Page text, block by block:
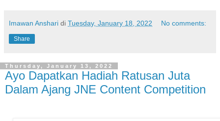
Imawan Anshari di Tuesday, January 18, 2022 No comments:
Share
Thursday, January 13, 2022
Ayo Dapatkan Hadiah Ratusan Juta
Dalam Ajang JNE Content Competition